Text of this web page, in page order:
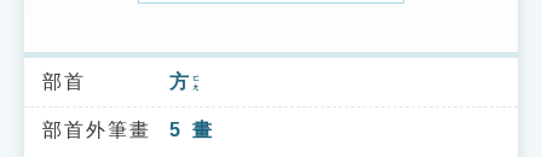
索引選單
知識索引
部首 方 ㄈㄤ
部首外筆畫 5 畫